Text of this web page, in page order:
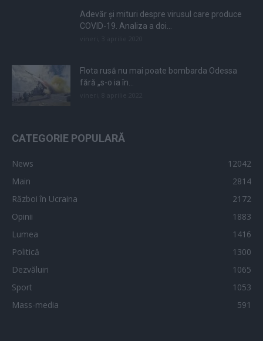
Adevăr și mituri despre virusul care produce
COVID-19. Analiza a doi...
Flota rusă nu mai poate bombarda Odessa
fără „s-o ia în...
CATEGORIE POPULARĂ
News
12042
Main
2814
Război în Ucraina
2172
Opinii
1883
Lumea
1416
Politică
1300
Dezvăluiri
1065
Sport
1053
Mass-media
591